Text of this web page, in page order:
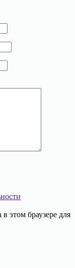
этом браузере для